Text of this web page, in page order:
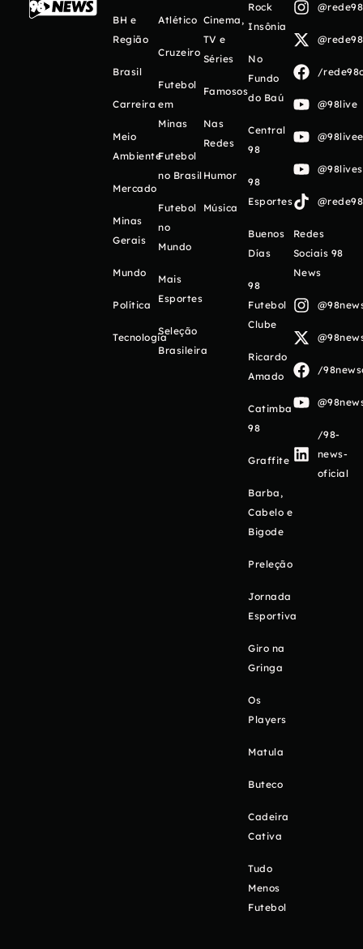
BH e
Região
Brasil
Carreira
Meio
Ambiente
Mercado
Minas
Gerais
Mundo
Política
Tecnologia
Atlético
Cruzeiro
Futebol
em
Minas
Futebol
no Brasil
Futebol
no
Mundo
Mais
Esportes
Seleção
Brasileira
Cinema,
TV e
Séries
Famosos
Nas
Redes
Humor
Música
Rock
Insônia
No
Fundo
do Baú
Central
98
98
Esportes
Buenos
Días
98
Futebol
Clube
Ricardo
Amado
Catimba
98
Graffite
Barba,
Cabelo e
Bigode
Preleção
Jornada
Esportiva
Giro na
Gringa
Os
Players
Matula
Buteco
Cadeira
Cativa
Tudo
Menos
Futebol
/
@98live
Redes
Sociais 98
News
/
/98-
news-
oficial